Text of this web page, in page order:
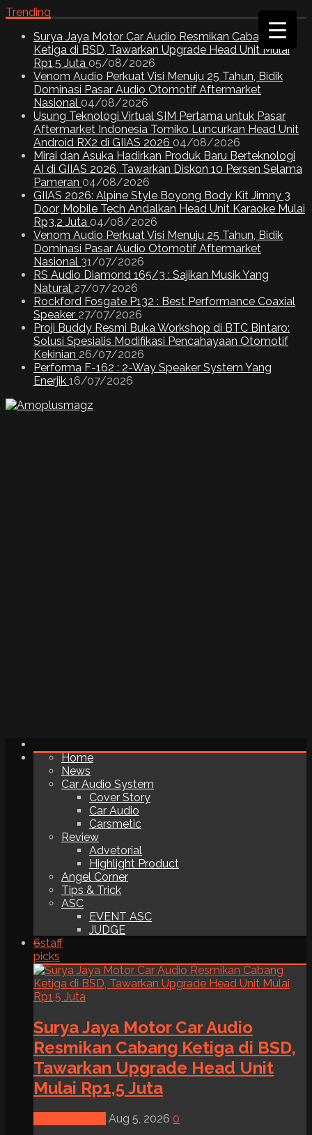
Trending
Surya Jaya Motor Car Audio Resmikan Cabang
Ketiga di BSD, Tawarkan Upgrade Head Unit Mulai
Rp1,5 Juta 05/08/2026
Venom Audio Perkuat Visi Menuju 25 Tahun, Bidik
Dominasi Pasar Audio Otomotif Aftermarket
Nasional 04/08/2026
Usung Teknologi Virtual SIM Pertama untuk Pasar
Aftermarket Indonesia Tomiko Luncurkan Head Unit
Android RX2 di GIIAS 2026 04/08/2026
Mirai dan Asuka Hadirkan Produk Baru Berteknologi
AI di GIIAS 2026, Tawarkan Diskon 10 Persen Selama
Pameran 04/08/2026
GIIAS 2026: Alpine Style Boyong Body Kit Jimny 3
Door, Mobile Tech Andalkan Head Unit Karaoke Mulai
Rp3,2 Juta 04/08/2026
Venom Audio Perkuat Visi Menuju 25 Tahun, Bidik
Dominasi Pasar Audio Otomotif Aftermarket
Nasional 31/07/2026
RS Audio Diamond 165/3 : Sajikan Musik Yang
Natural 27/07/2026
Rockford Fosgate P132 : Best Performance Coaxial
Speaker 27/07/2026
Proji Buddy Resmi Buka Workshop di BTC Bintaro:
Solusi Spesialis Modifikasi Pencahayaan Otomotif
Kekinian 26/07/2026
Performa F-162 : 2-Way Speaker System Yang
Enerjik 16/07/2026
Home
News
Car Audio System
Cover Story
Car Audio
Carsmetic
Review
Advetorial
Highlight Product
Angel Corner
Tips & Trick
ASC
EVENT ASC
JUDGE
6staff
picks
Surya Jaya Motor Car Audio
Resmikan Cabang Ketiga di BSD,
Tawarkan Upgrade Head Unit
Mulai Rp1,5 Juta
Aug 5, 2026 0